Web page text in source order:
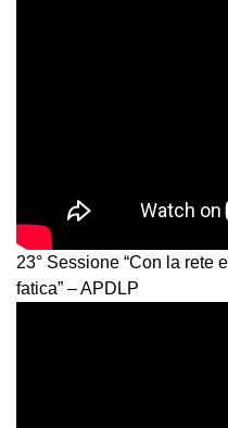
23° Sessione “Con la rete
fatica” – APDLP